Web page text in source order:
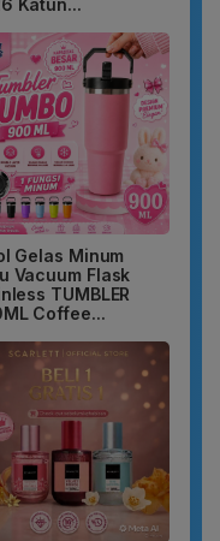
Katun...
Gelas Minum
Vacuum Flask
TUMBLER
Coffee...